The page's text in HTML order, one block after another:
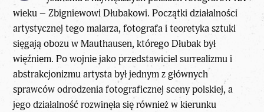
wieku – Zbigniewowi Dłubakowi. Początki działalności
artystycznej tego malarza, fotografa i teoretyka sztuki
sięgają obozu w Mauthausen, którego Dłubak był
więźniem. Po wojnie jako przedstawiciel surrealizmu i
abstrakcjonizmu artysta był jednym z głównych
sprawców odrodzenia fotograficznej sceny polskiej, a
jego działalność rozwinęła się również w kierunku